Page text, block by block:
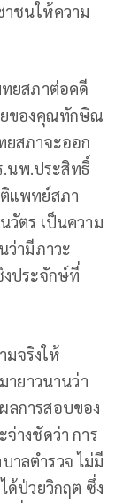
าชนให้ความ
ยสภาต่อคดี
ยของคุณทักษิณ
ยสภาจะออก
.นพ.ประสิทธิ์
แพทย์สภา
ตร เป็นความ
ว่ามีภาวะ
งประจักษ์ที่
จริงให้
ายาวนานว่า
การสอบของ
างชัดว่า การ
าลตำรวจ ไม่มี
ด้ป่วยวิกฤต ซึ่ง